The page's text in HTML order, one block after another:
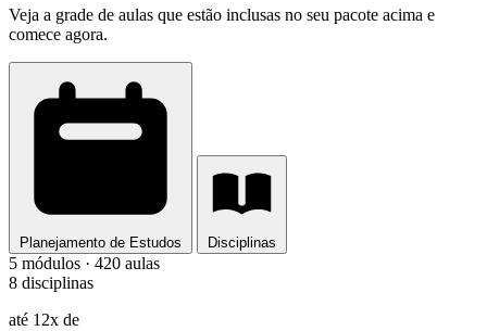
Veja a grade de aulas que estão inclusas no seu pacote acima e
comece agora.
Planejamento de Estudos Disciplinas
5 módulos · 420 aulas
8 disciplinas
até 12x de